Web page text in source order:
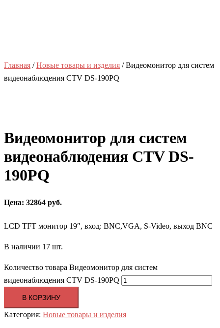
Главная /Новые товары и изделия / Видеомонитор для систем
видеонаблюдения CTV DS-190PQ
Видеомонитор для систем
видеонаблюдения CTV DS-
190PQ
Цена: 32864 руб.
LCD TFT монитор 19″, вход: BNC,VGA, S-Video, выход BNC
В наличии 17 шт.
Количество товара Видеомонитор для систем
видеонаблюдения CTV DS-190PQ
В КОРЗИНУ
Категория: Новые товары и изделия